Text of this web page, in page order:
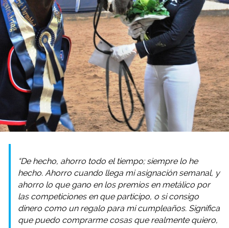
“De hecho, ahorro todo el tiempo; siempre lo he
hecho. Ahorro cuando llega mi asignación semanal, y
ahorro lo que gano en los premios en metálico por
las competiciones en que participo, o si consigo
dinero como un regalo para mi cumpleaños. Significa
que puedo comprarme cosas que realmente quiero,